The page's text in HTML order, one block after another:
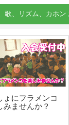
歌、リズム、カホ
ょにフラメンコ
みませんか？